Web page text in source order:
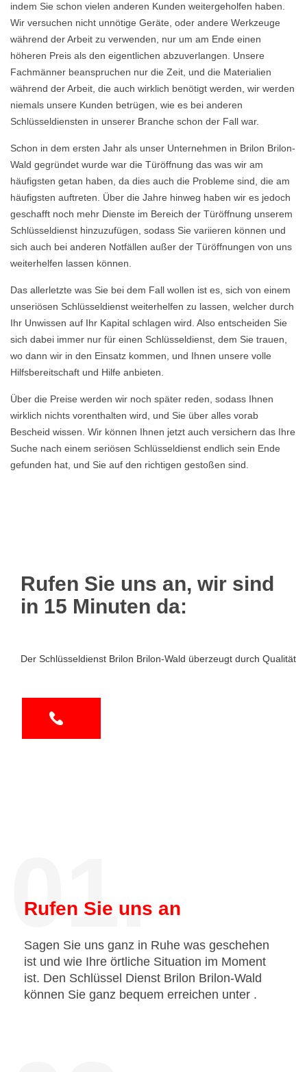
indem Sie schon vielen anderen Kunden weitergeholfen haben.
Wir versuchen nicht unnötige Geräte, oder andere Werkzeuge
während der Arbeit zu verwenden, nur um am Ende einen
höheren Preis als den eigentlichen abzuverlangen. Unsere
Fachmänner beanspruchen nur die Zeit, und die Materialien
während der Arbeit, die auch wirklich benötigt werden, wir werden
niemals unsere Kunden betrügen, wie es bei anderen
Schlüsseldiensten in unserer Branche schon der Fall war.
Schon in dem ersten Jahr als unser Unternehmen in Brilon Brilon-
Wald gegründet wurde war die Türöffnung das was wir am
häufigsten getan haben, da dies auch die Probleme sind, die am
häufigsten auftreten. Über die Jahre hinweg haben wir es jedoch
geschafft noch mehr Dienste im Bereich der Türöffnung unserem
Schlüsseldienst hinzuzufügen, sodass Sie variieren können und
sich auch bei anderen Notfällen außer der Türöffnungen von uns
weiterhelfen lassen können.
Das allerletzte was Sie bei dem Fall wollen ist es, sich von einem
unseriösen Schlüsseldienst weiterhelfen zu lassen, welcher durch
Ihr Unwissen auf Ihr Kapital schlagen wird. Also entscheiden Sie
sich dabei immer nur für einen Schlüsseldienst, dem Sie trauen,
wo dann wir in den Einsatz kommen, und Ihnen unsere volle
Hilfsbereitschaft und Hilfe anbieten.
Über die Preise werden wir noch später reden, sodass Ihnen
wirklich nichts vorenthalten wird, und Sie über alles vorab
Bescheid wissen. Wir können Ihnen jetzt auch versichern das Ihre
Suche nach einem seriösen Schlüsseldienst endlich sein Ende
gefunden hat, und Sie auf den richtigen gestoßen sind.
Rufen Sie uns an, wir sind
in 15 Minuten da:
Der Schlüsseldienst Brilon Brilon-Wald überzeugt durch Qualität
01.
Rufen Sie uns an
Sagen Sie uns ganz in Ruhe was geschehen
ist und wie Ihre örtliche Situation im Moment
ist. Den Schlüssel Dienst Brilon Brilon-Wald
können Sie ganz bequem erreichen unter .